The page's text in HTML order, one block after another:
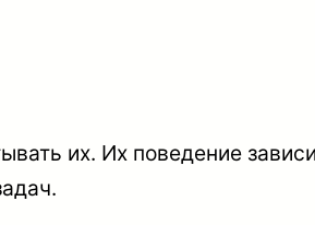
их. Их поведение